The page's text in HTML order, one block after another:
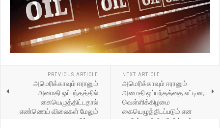
PREVIOUS ARTICLE
அமெரிக்காவும் ஈரானும்
அமைதி ஒப்பந்தத்தில்
கையெழுத்திட்டதால்
எண்ணெய் விலைகள் மேலும்
சரிந்தன
NEXT ARTICLE
அமெரிக்காவும் ஈரானும்
அமைதி ஒப்பந்தத்தை எட்டின,
வெள்ளிக்கிழமை
கையெழுத்திடப்படும் என
பாகிஸ்தான் தெரிவித்துள்ளது